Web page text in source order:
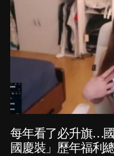
每年看了必升旗…
國慶裝」歷年福利